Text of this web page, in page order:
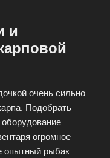
и
очень сильно
Подобрать
огромное
опытный рыбак